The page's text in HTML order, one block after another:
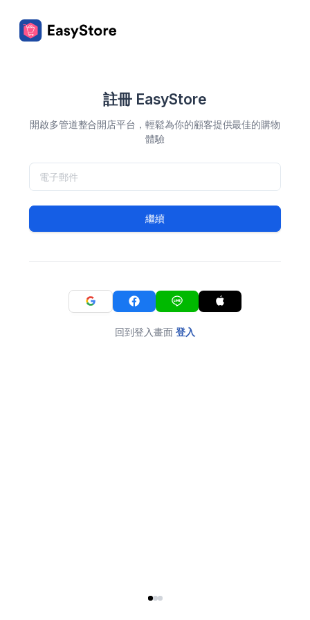
註冊 EasyStore
開啟多管道整合開店平台，輕鬆為你的顧客提供最佳的購物
體驗
繼續
回到登入畫面 登入